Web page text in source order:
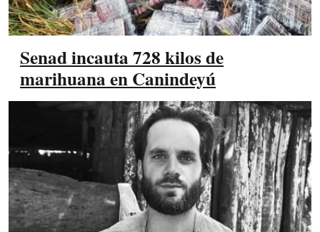
Senad incauta 728 kilos de
marihuana en Canindeyú